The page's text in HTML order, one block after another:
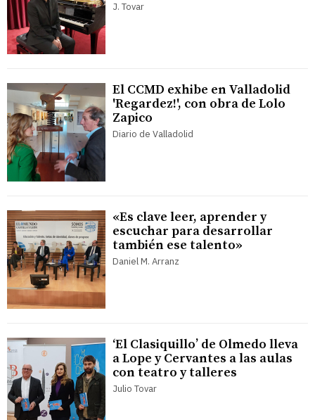
J. Tovar
El CCMD exhibe en Valladolid
'Regardez!', con obra de Lolo
Zapico
Diario de Valladolid
«Es clave leer, aprender y
escuchar para desarrollar
también ese talento»
Daniel M. Arranz
‘El Clasiquillo’ de Olmedo lleva
a Lope y Cervantes a las aulas
con teatro y talleres
Julio Tovar